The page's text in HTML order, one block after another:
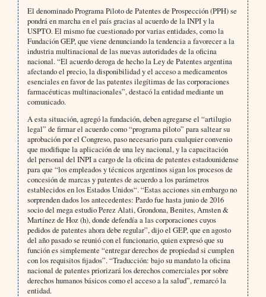
El denominado Programa Piloto de Patentes de Prospección (PPH) se
pondrá en marcha en el país gracias al acuerdo de la INPI y la
USPTO. El mismo fue cuestionado por varias entidades, como la
Fundación GEP, que viene denunciando la tendencia a favorecer a la
industria multinacional de las nuevas autoridades de la oficina
nacional. “El acuerdo deroga de hecho la Ley de Patentes argentina
afectando el precio, la disponibilidad y el acceso a medicamentos
esenciales en favor de las patentes ilegítimas de las corporaciones
farmacéuticas multinacionales”, destacó la entidad mediante un
comunicado.
A esta situación, agregó la fundación, deben agregarse el “artilugio
legal” de firmar el acuerdo como “programa piloto” para saltear su
aprobación por el Congreso, paso necesario para cualquier convenio
que modifique la aplicación de una ley nacional, y la capacitación
del personal del INPI a cargo de la oficina de patentes estadounidense
para que “los empleados y técnicos argentinos sigan los procesos de
concesión de marcas y patentes de acuerdo a los parámetros
establecidos en los Estados Unidos“. “Estas acciones sin embargo no
sorprenden dados los antecedentes: Pardo fue hasta junio de 2016
socio del mega estudio Perez Alati, Grondona, Benites, Arnsten &
Martínez de Hoz (h), donde defendía a las corporaciones cuyos
pedidos de patentes ahora debe regular”, dijo el GEP, que en agosto
del año pasado se reunió con el funcionario, quien expresó que su
función es simplemente “entregar derechos de propiedad si cumplen
con los requisitos fijados”. “Traducción: bajo su mandato la oficina
nacional de patentes priorizará los derechos comerciales por sobre
derechos humanos básicos como el acceso a la salud”, remarcó la
entidad.